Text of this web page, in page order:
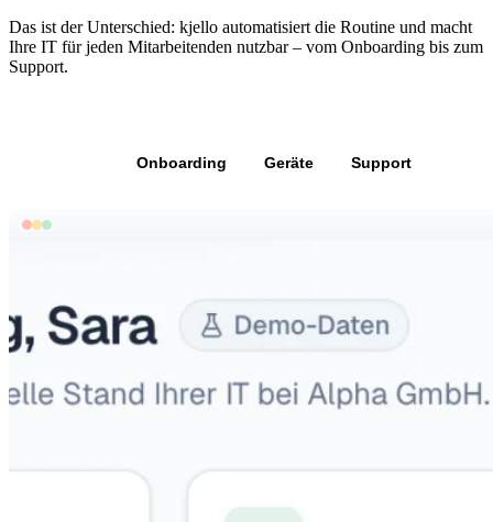
Das ist der Unterschied: kjello automatisiert die Routine und macht
Ihre IT für jeden Mitarbeitenden nutzbar – vom Onboarding bis zum
Support.
Onboarding Geräte Support